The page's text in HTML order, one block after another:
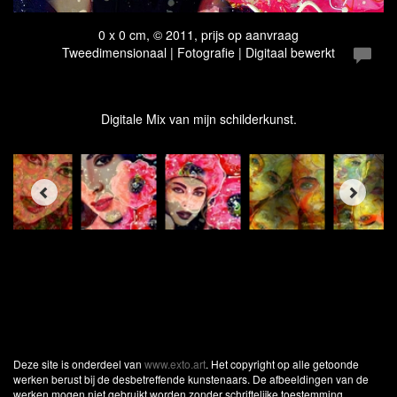
0 x 0 cm, © 2011, prijs op aanvraag
Tweedimensionaal | Fotografie | Digitaal bewerkt
Digitale Mix van mijn schilderkunst.
Deze site is onderdeel van www.exto.art. Het copyright op alle getoonde
werken berust bij de desbetreffende kunstenaars. De afbeeldingen van de
werken mogen niet gebruikt worden zonder schriftelijke toestemming.